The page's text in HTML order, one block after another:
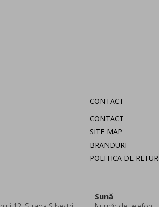
CONTACT
CONTACT
SITE MAP
BRANDURI
POLITICA DE RETUR
Sună